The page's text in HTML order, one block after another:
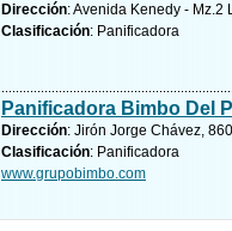
Dirección: Avenida Kenedy - Mz.2
Clasificación: Panificadora
Panificadora Bimbo Del
Dirección: Jirón Jorge Chávez,
Clasificación: Panificadora
www.grupobimbo.com